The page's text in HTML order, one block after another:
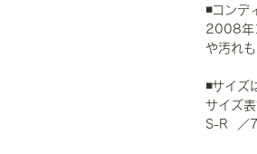
◾️コン
2008年
や汚れ
◾️サイ
サイズ
S-R ／